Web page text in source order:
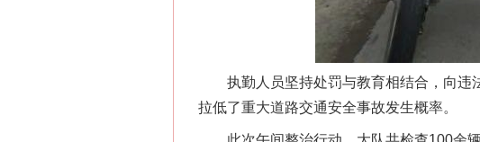
执勤人员坚持处罚与教育相结合，向违
拉低了重大道路交通安全事故发生概率。